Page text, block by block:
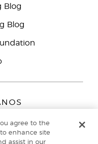
Blog
Blog
agree to the
enhance site
assist in our